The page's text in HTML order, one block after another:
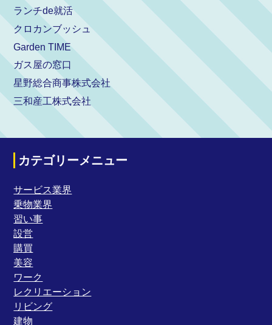
ランチde就活
クロカンブッシュ
Garden TIME
ガス屋の窓口
星野総合商事株式会社
三和産工株式会社
カテゴリーメニュー
サービス業界
乗物業界
習い事
設営
購買
美容
ワーク
レクリエーション
リビング
建物